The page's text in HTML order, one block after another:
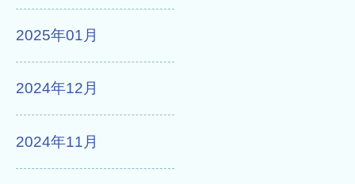
2025年01月
2024年12月
2024年11月